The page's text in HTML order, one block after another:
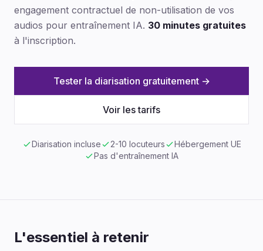
engagement contractuel de non-utilisation de vos
audios pour entraînement IA. 30 minutes gratuites
à l'inscription.
Tester la diarisation gratuitement →
Voir les tarifs
Diarisation incluse 2-10 locuteurs
Hébergement UE
Pas d'entraînement IA
L'essentiel à retenir